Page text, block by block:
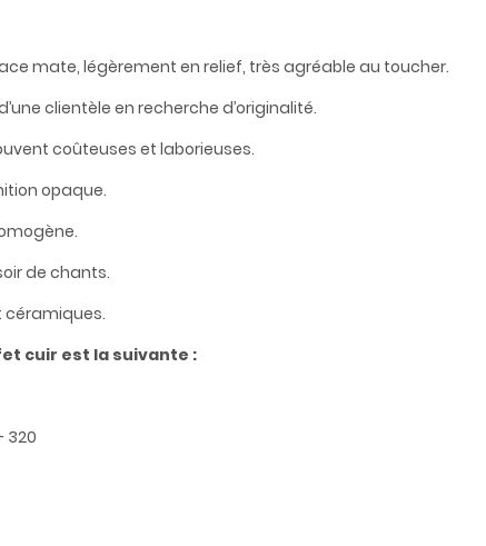
mate, légèrement en relief, très agréable au toucher.
clientèle en recherche d’originalité.
coûteuses et laborieuses.
opaque.
de chants.
céramiques.
cuir est la suivante :
320